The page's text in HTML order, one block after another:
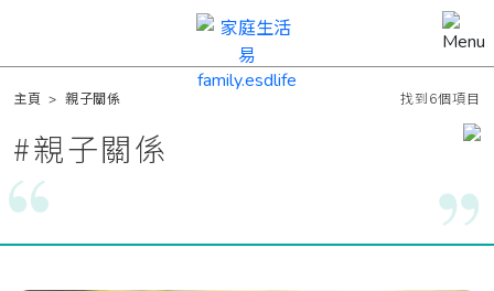
主頁 >親子關係 找到6個項目
#親子關係